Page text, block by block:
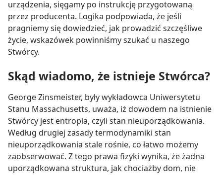
urządzenia, sięgamy po instrukcję przygotowaną
przez producenta. Logika podpowiada, że jeśli
pragniemy się dowiedzieć, jak prowadzić szczęśliwe
życie, wskazówek powinniśmy szukać u naszego
Stwórcy.
Skąd wiadomo, że istnieje Stwórca?
George Zinsmeister, były wykładowca Uniwersytetu
Stanu Massachusetts, uważa, iż dowodem na istnienie
Stwórcy jest entropia, czyli stan nieuporządkowania.
Według drugiej zasady termodynamiki stan
nieuporządkowania stale rośnie, co łatwo możemy
zaobserwować. Z tego prawa fizyki wynika, że żadna
uporządkowana struktura, jak chociażby dom, nie